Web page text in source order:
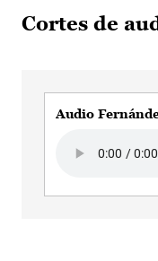
Cortes de
Audio